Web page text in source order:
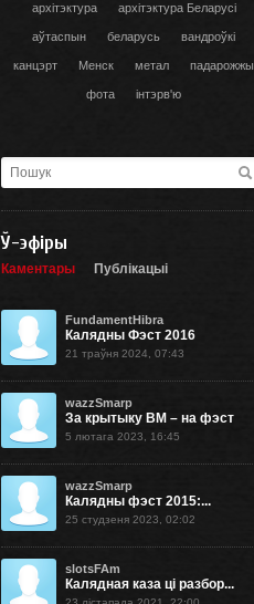
архітэктура архітэктура Беларусі
аўтаспын беларусь вандроўкі
канцэрт Менск метал падарожжы
фота інтэрв'ю
Ў-эфіры
Каментары Публікацыі
FundamentHibra
Калядны Фэст 2016
21 траўня 2024, 07:43
wazzSmarp
За крытыку BM – на фэст
5 лютага 2023, 16:45
wazzSmarp
Калядны фэст 2015:...
25 студзеня 2023, 02:02
slotsFAm
Калядная каза ці разбор...